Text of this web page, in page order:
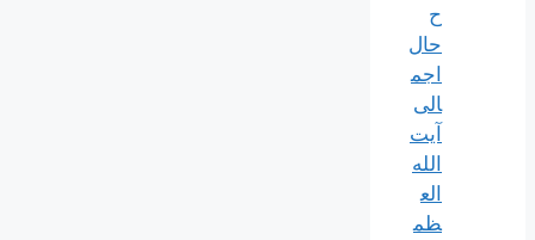
ح
حال
اجم
الی
آیت‌
الله‌
الع
ظم